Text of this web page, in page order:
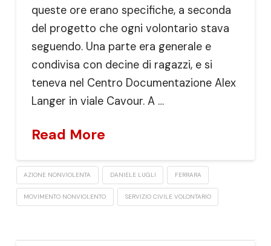
queste ore erano specifiche, a seconda
del progetto che ogni volontario stava
seguendo. Una parte era generale e
condivisa con decine di ragazzi, e si
teneva nel Centro Documentazione Alex
Langer in viale Cavour. A …
Read More
AZIONE NONVIOLENTA DANIELE LUGLI FERRARA
MOVIMENTO NONVIOLENTO SERVIZIO CIVILE VOLONTARIO